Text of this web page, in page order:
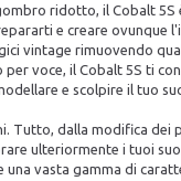
ridotto, il Cobalt 5S
e creare ovunque
vintage rimuovendo
voce, il Cobalt 5S ti
e scolpire il tuo
Tutto, dalla modifica dei
ulteriormente i tuoi
vasta gamma di